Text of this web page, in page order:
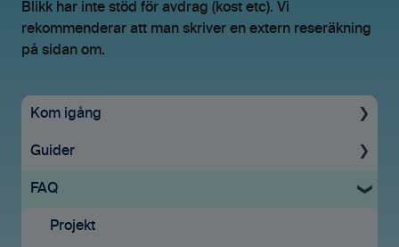
Blikk har inte stöd för avdrag (kost etc). Vi
rekommenderar att man skriver en extern reseräkning
på sidan om.
Kom igång
Uppstartsguide
Grundinställningar
Ekonomisystem
Guider
För administratörer
Konto & Betalning
FAQ
Projekt